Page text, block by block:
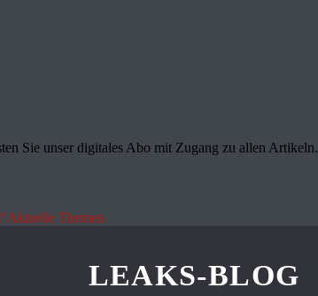
Sie unser digitales Abo mit Zugang zu allen Artikeln.
Aktuelle Themen
LEAKS-BLOG